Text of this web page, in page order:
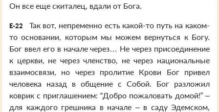
Он все еще скиталец, вдали от Бога.
E-22
Так вот, непременно есть какой-то путь на каком-
то основании, которым мы можем вернуться к Богу.
Бог ввел его в начале через… Не через присоединение
к церкви, не через членство, не через национальные
взаимосвязи, но через пролитие Крови Бог привел
человека назад в общение с Собой. Бог разложил
коврик с приглашением: “Добро пожаловать домой!” –
для каждого грешника в начале – в саду Эдемском,